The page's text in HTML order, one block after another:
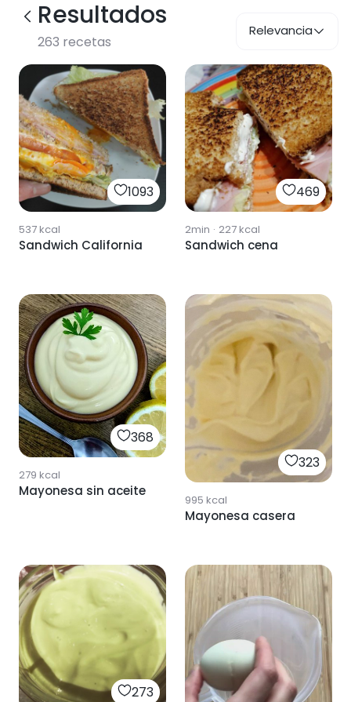
Resultados
263 recetas
Relevancia
1093
537kcal
Sandwich California
469
2min · 227kcal
Sandwich cena
368
279 kcal
Mayonesa sin aceite
323
995 kcal
Mayonesa casera
273